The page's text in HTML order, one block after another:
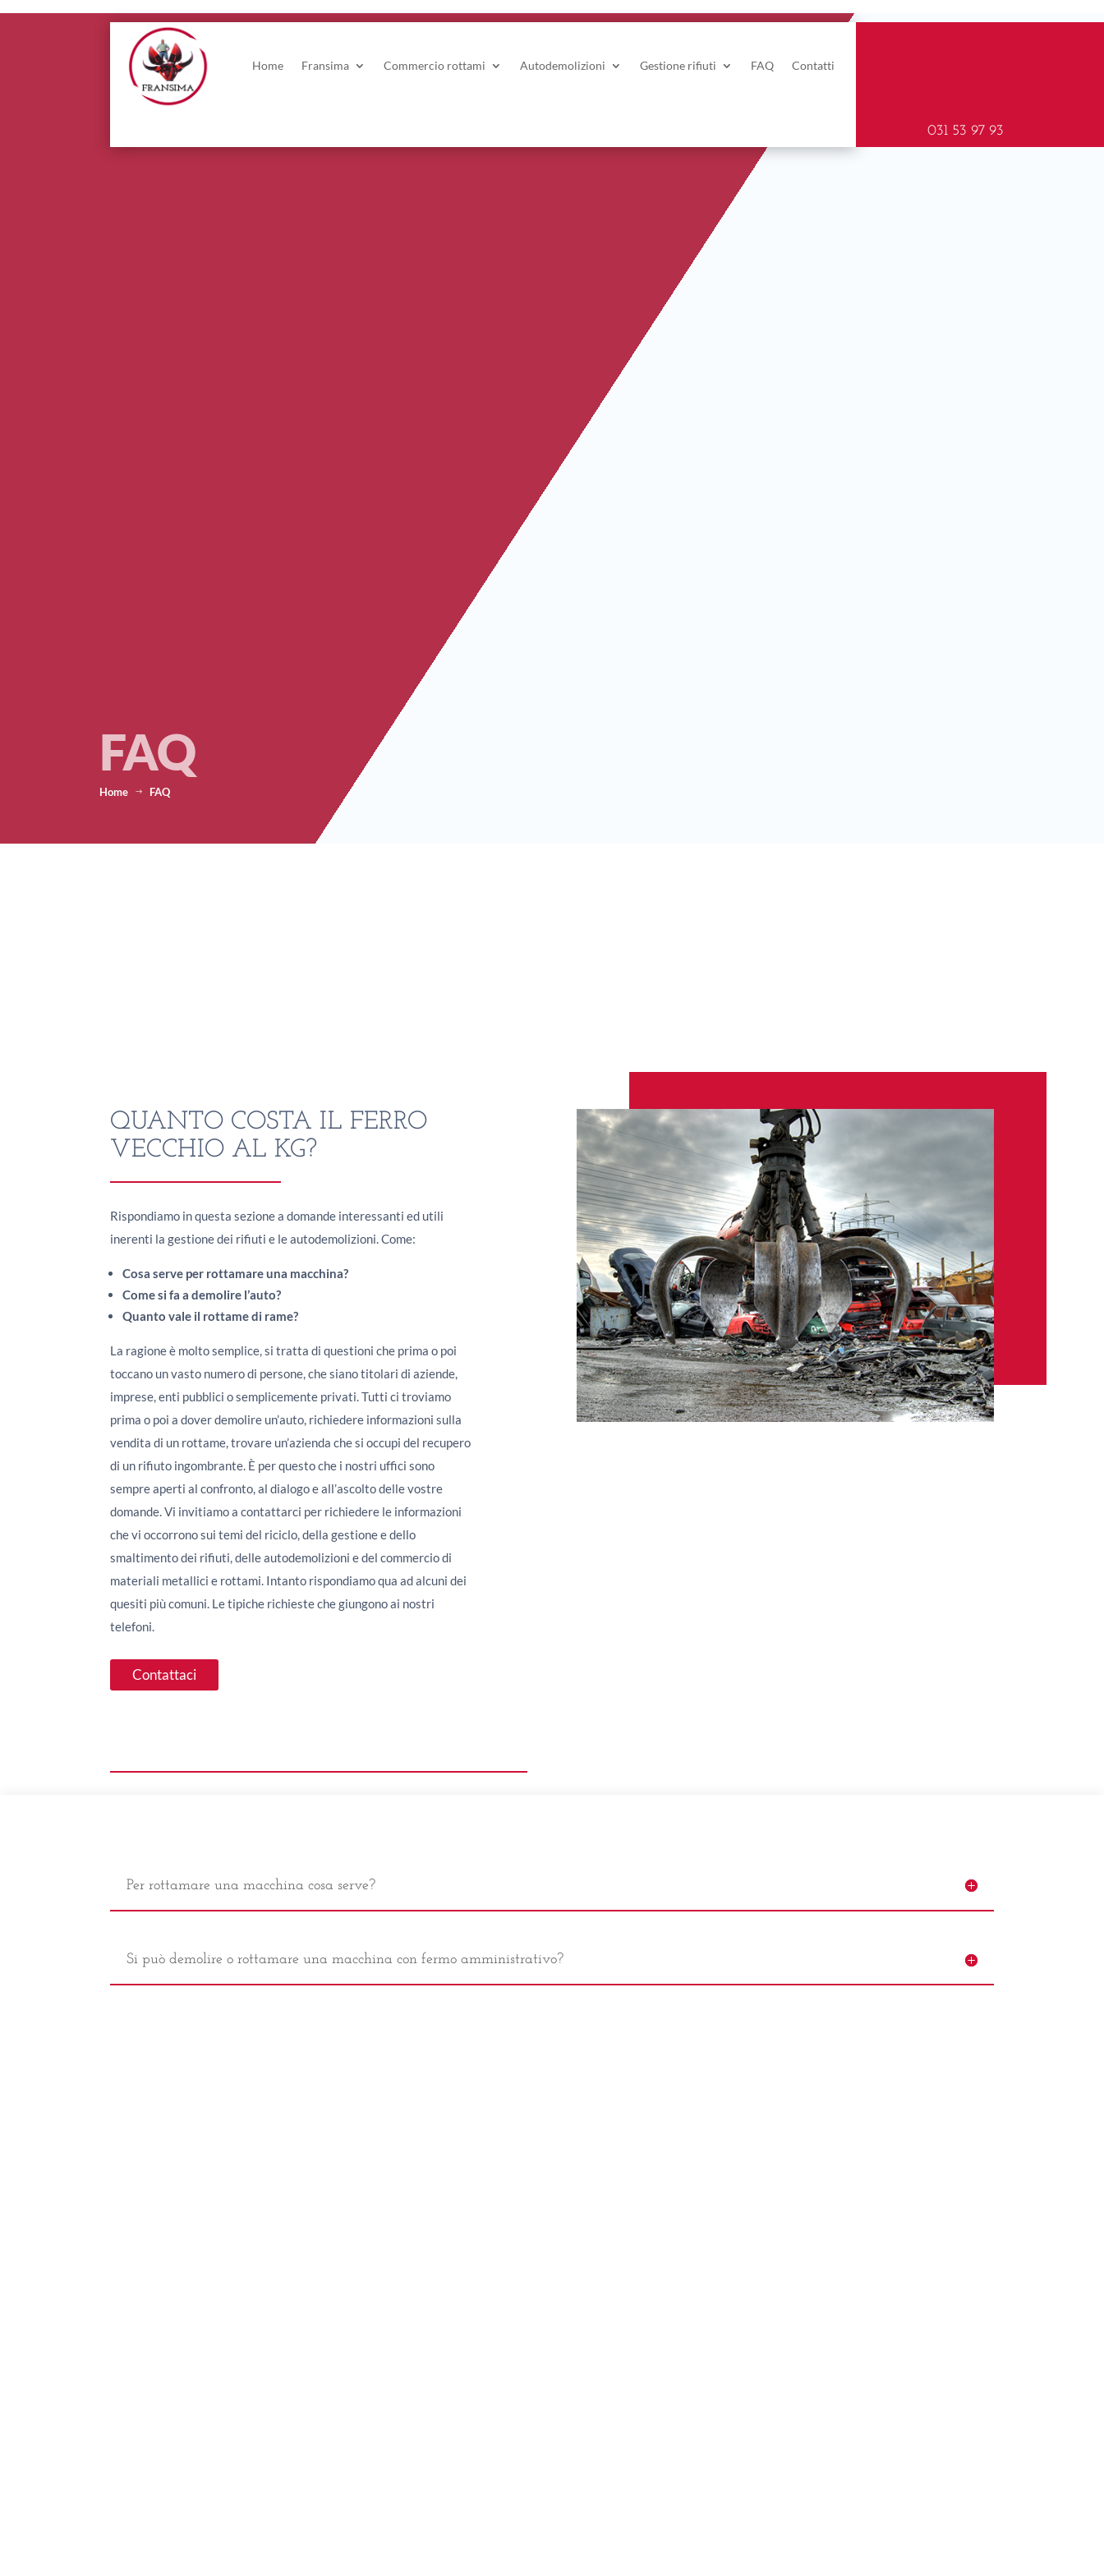
Home Fransima Commercio rottami Autodemolizioni Gestione rifiuti FAQ Contatti
031 53 97 93
FAQ
Home $ FAQ
QUANTO COSTA IL FERRO
VECCHIO AL KG?
Rispondiamo in questa sezione a domande interessanti ed utili
inerenti la gestione dei rifiuti e le autodemolizioni. Come:
Cosa serve per rottamare una macchina?
Come si fa a demolire l’auto?
Quanto vale il rottame di rame?
La ragione è molto semplice, si tratta di questioni che prima o poi
toccano un vasto numero di persone, che siano titolari di aziende,
imprese, enti pubblici o semplicemente privati. Tutti ci troviamo
prima o poi a dover demolire un’auto, richiedere informazioni sulla
vendita di un rottame, trovare un’azienda che si occupi del recupero
di un rifiuto ingombrante. È per questo che i nostri uffici sono
sempre aperti al confronto, al dialogo e all’ascolto delle vostre
domande. Vi invitiamo a contattarci per richiedere le informazioni
che vi occorrono sui temi del riciclo, della gestione e dello
smaltimento dei rifiuti, delle autodemolizioni e del commercio di
materiali metallici e rottami. Intanto rispondiamo qua ad alcuni dei
quesiti più comuni. Le tipiche richieste che giungono ai nostri
telefoni.
Contattaci
Per rottamare una macchina cosa serve?
Si può demolire o rottamare una macchina con fermo amministrativo?